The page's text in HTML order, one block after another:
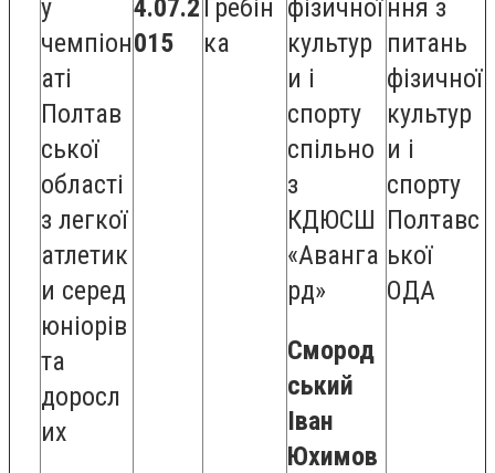
у
чемпіон
аті
Полтав
ської
області
з легкої
атлетик
и серед
юніорів
та
доросл
их
4.07.2
015
Гребін
ка
фізичної
культур
и і
спорту
спільно
з
КДЮСШ
«Аванга
рд»
Смород
ський
Іван
Юхимов
ння з
питань
фізичної
культур
и і
спорту
Полтавс
ької
ОДА